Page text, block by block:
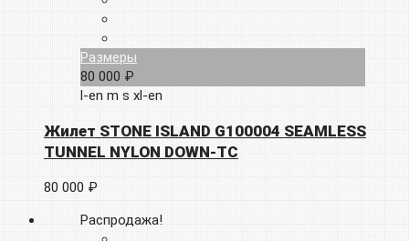
Размеры
80 000 ₽
l-en m s xl-en
Жилет STONE ISLAND G100004 SEAMLESS
TUNNEL NYLON DOWN-TC
80 000 ₽
Распродажа!